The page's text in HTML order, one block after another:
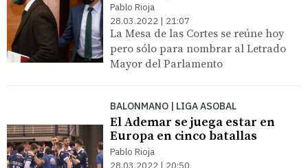
Pablo Rioja
28.03.2022 | 21:07
La Mesa de las Cortes se reúne hoy
pero sólo para nombrar al Letrado
Mayor del Parlamento
BALONMANO | LIGA ASOBAL
El Ademar se juega estar en
Europa en cinco batallas
Pablo Rioja
28.03.2022 | 20:50